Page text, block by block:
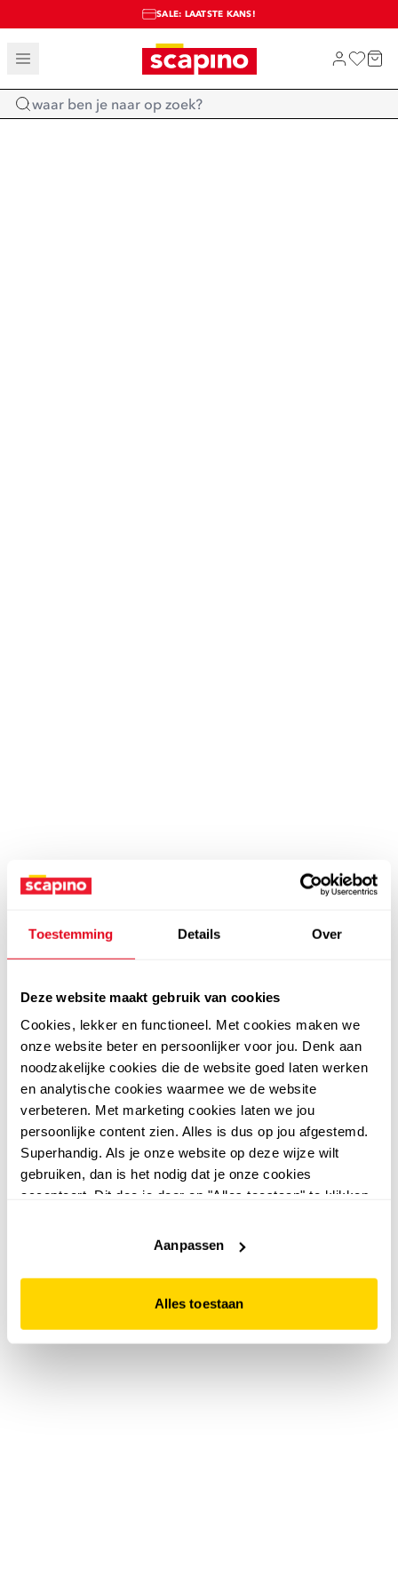
Toestemming Details Over
Deze website maakt gebruik van cookies
Cookies, lekker en functioneel. Met cookies maken we
onze website beter en persoonlijker voor jou. Denk aan
noodzakelijke cookies die de website goed laten werken
en analytische cookies waarmee we de website
verbeteren. Met marketing cookies laten we jou
persoonlijke content zien. Alles is dus op jou afgestemd.
Superhandig. Als je onze website op deze wijze wilt
gebruiken, dan is het nodig dat je onze cookies
accepteert. Dit doe je door op "Alles toestaan" te klikken.
website niet optimaal functioneert.
Aanpassen
Alles toestaan
TOT 70% KORTING OP SALE
SALE: LAATSTE KANS!
SHOP NIEUW
Home